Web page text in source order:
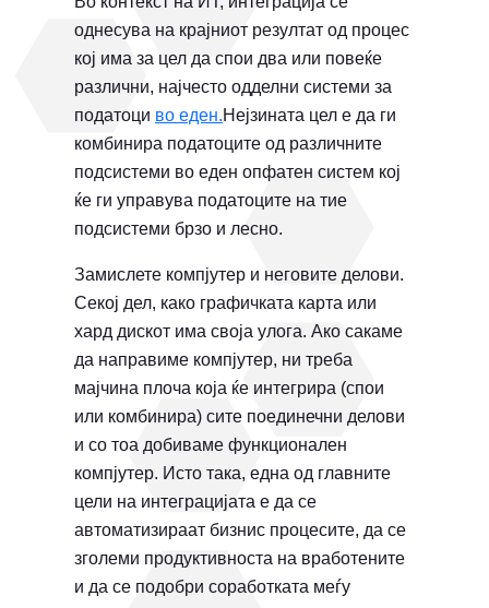
однесува на крајниот резултат од процес
кој има за цел да спои два или повеќе
различни, најчесто одделни системи за
податоци во еден.Нејзината цел е да ги
комбинира податоците од различните
подсистеми во еден опфатен систем кој
ќе ги управува податоците на тие
подсистеми брзо и лесно.
Замислете компјутер и неговите делови.
Секој дел, како графичката карта или
хард дискот има своја улога. Ако сакаме
да направиме компјутер, ни треба
мајчина плоча која ќе интегрира (спои
или комбинира) сите поединечни делови
и со тоа добиваме функционален
компјутер. Исто така, една од главните
цели на интеграцијата е да се
автоматизираат бизнис процесите, да се
зголеми продуктивноста на вработените
и да се подобри соработката меѓу